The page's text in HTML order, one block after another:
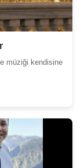
müziği kendisine